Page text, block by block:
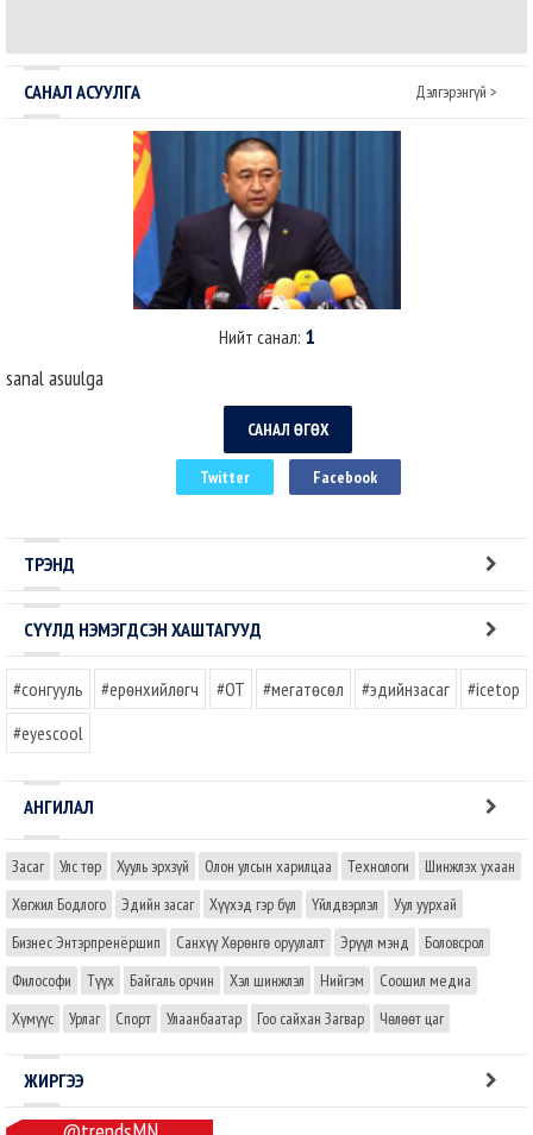
эвэрнээс хойно у..
томилогдсон Ерөнхий с..
САНАЛ АСУУЛГА Дэлгэрэнгүй >
Нийт санал: 1
sanal asuulga
САНАЛ ӨГӨХ
Twitter Facebook
ТРЭНД
СҮҮЛД НЭМЭГДСЭН ХАШТАГУУД
#сонгууль #ерөнхийлөгч #OT #мегатөсөл #эдийнзасаг
#icetop
#eyescool
АНГИЛАЛ
Засаг Улс төр Хууль эрхзүй Олон улсын харилцаа Технологи
Шинжлэх ухаан
Хөгжил Бодлого
Эдийн засаг Хүүхэд гэр бүл Үйлдвэрлэл
Уул уурхай
Бизнес Энтэрпренёршип
Санхүү Хөрөнгө оруулалт Эрүүл мэнд
Боловсрол
Философи
Түүх Байгаль орчин Хэл шинжлэл Нийгэм
Соошил медиа
Хүмүүс
Урлаг Спорт Улаанбаатар Гоо сайхан Загвар Чөлөөт цаг
ЖИРГЭЭ